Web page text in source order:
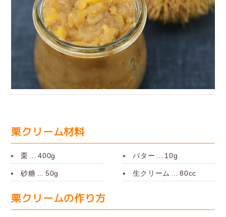
栗クリーム材料
栗 400g バター 10g
砂糖 50g 生クリーム 80cc
栗クリームの作り方